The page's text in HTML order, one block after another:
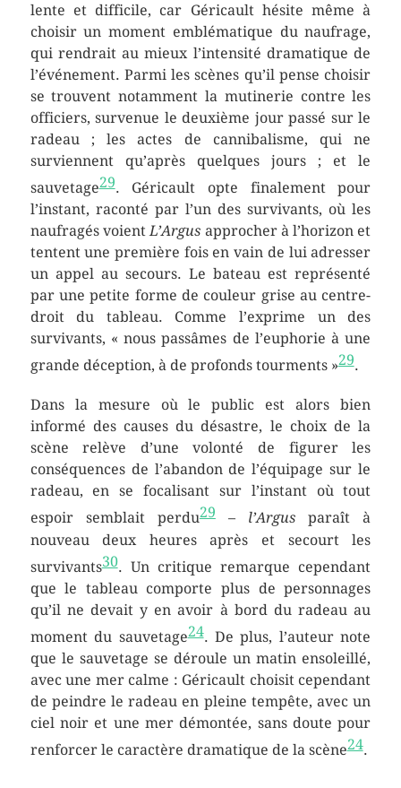
lente et difficile, car Géricault hésite même à
choisir un moment emblématique du naufrage,
qui rendrait au mieux l’intensité dramatique de
l’événement. Parmi les scènes qu’il pense choisir
se trouvent notamment la mutinerie contre les
officiers, survenue le deuxième jour passé sur le
radeau ; les actes de cannibalisme, qui ne
surviennent qu’après quelques jours ; et le
sauvetage29. Géricault opte finalement pour
l’instant, raconté par l’un des survivants, où les
naufragés voientL’Argus approcher à l’horizon et
tentent une première fois en vain de lui adresser
un appel au secours. Le bateau est représenté
par une petite forme de couleur grise au centre-
droit du tableau. Comme l’exprime un des
survivants, « nous passâmes de l’euphorie à une
grande déception, à de profonds tourments »29.
Dans la mesure où le public est alors bien
informé des causes du désastre, le choix de la
scène relève d’une volonté de figurer les
conséquences de l’abandon de l’équipage sur le
radeau, en se focalisant sur l’instant où tout
espoir semblait perdu29– l’Argus paraît à
nouveau deux heures après et secourt les
survivants30. Un critique remarque cependant
que le tableau comporte plus de personnages
qu’il ne devait y en avoir à bord du radeau au
moment du sauvetage24. De plus, l’auteur note
que le sauvetage se déroule un matin ensoleillé,
avec une mer calme : Géricault choisit cependant
de peindre le radeau en pleine tempête, avec un
ciel noir et une mer démontée, sans doute pour
renforcer le caractère dramatique de la scène24.